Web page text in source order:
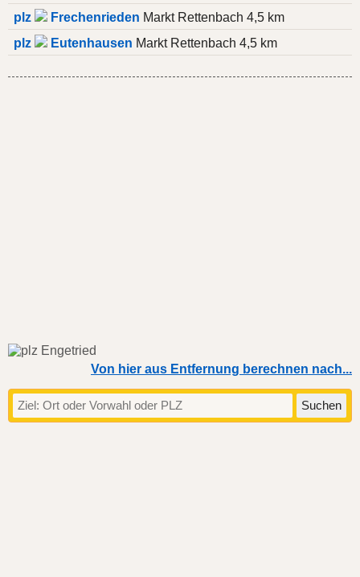
plz
Frechenrieden Markt Rettenbach 4,5 km
plz
Eutenhausen Markt Rettenbach 4,5 km
Von hier aus Entfernung berechnen nach...